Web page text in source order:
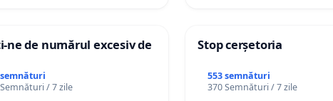
ne de numărul excesiv de
semnături
/ 7 zile
Stop cerșetoria
553 semnături
370 Semnături / 7 zile